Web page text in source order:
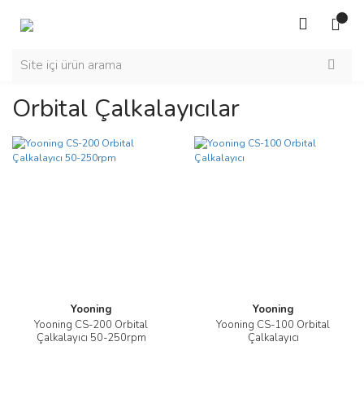
Orbital Çalkalayıcılar
Yooning
Yooning CS-200 Orbital
Çalkalayıcı 50-250rpm
Yooning
Yooning CS-100 Orbital
Çalkalayıcı